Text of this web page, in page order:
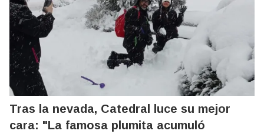
Tras la nevada, Catedral luce su mejor
cara: "La famosa plumita acumuló